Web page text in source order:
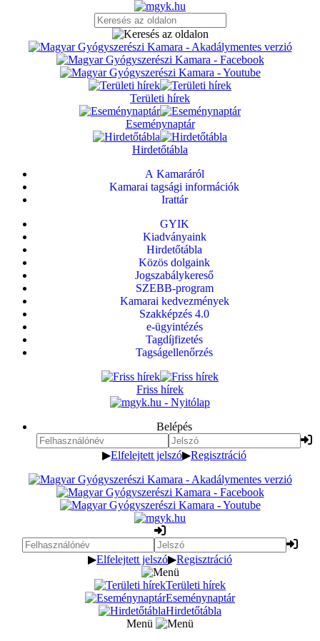
Területi hírek
Eseménynaptár
Hirdetőtábla
A Kamaráról
Kamarai tagsági információk
Irattár
GYIK
Kiadványaink
Hirdetőtábla
Közös dolgaink
Jogszabálykereső
SZEBB-program
Kamarai kedvezmények
Szakképzés 4.0
e-ügyintézés
Tagdíjfizetés
Tagságellenőrzés
Friss hírek
Belépés
▶Elfelejtett jelszó▶Regisztráció
▶Elfelejtett jelszó▶Regisztráció
Területi hírek
Eseménynaptár
Hirdetőtábla
Menü